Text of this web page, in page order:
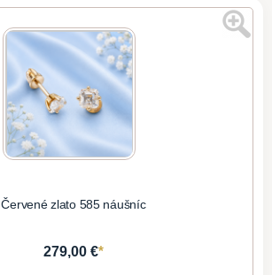
Červené zlato 585 náušníc
279,00 €*